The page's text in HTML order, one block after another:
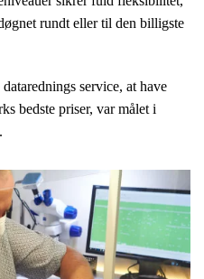
rundt eller til den billigste
service, at have
bedste priser, var målet i